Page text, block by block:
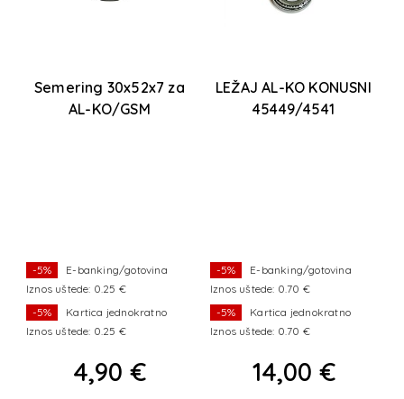
Semering 30x52x7 za
AL-KO/GSM
-5%
E-banking/gotovina
Iznos uštede: 0.25 €
-5%
Kartica jednokratno
Iznos uštede: 0.25 €
4,90 €
LEŽAJ AL-KO KONUSNI
45449/4541
-5%
E-banking/gotovina
Iznos uštede: 0.70 €
-5%
Kartica jednokratno
Iznos uštede: 0.70 €
14,00 €